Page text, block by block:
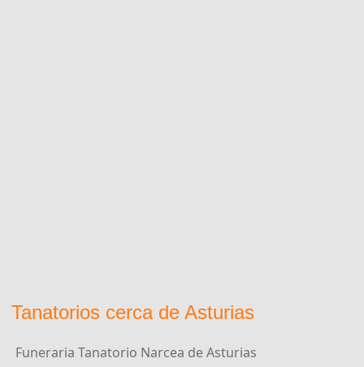
Tanatorios cerca de Asturias
Funeraria Tanatorio Narcea de Asturias